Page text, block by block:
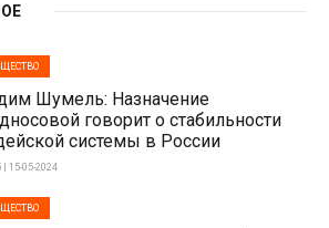
Шумель: Назначение
говорит о стабильности
системы в России
| 15-05-2024